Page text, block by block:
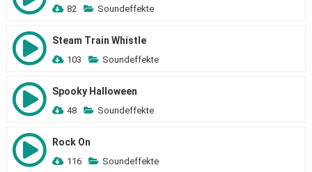
82 Soundeffekte
Steam Train Whistle
103 Soundeffekte
Spooky Halloween
48 Soundeffekte
Rock On
116 Soundeffekte